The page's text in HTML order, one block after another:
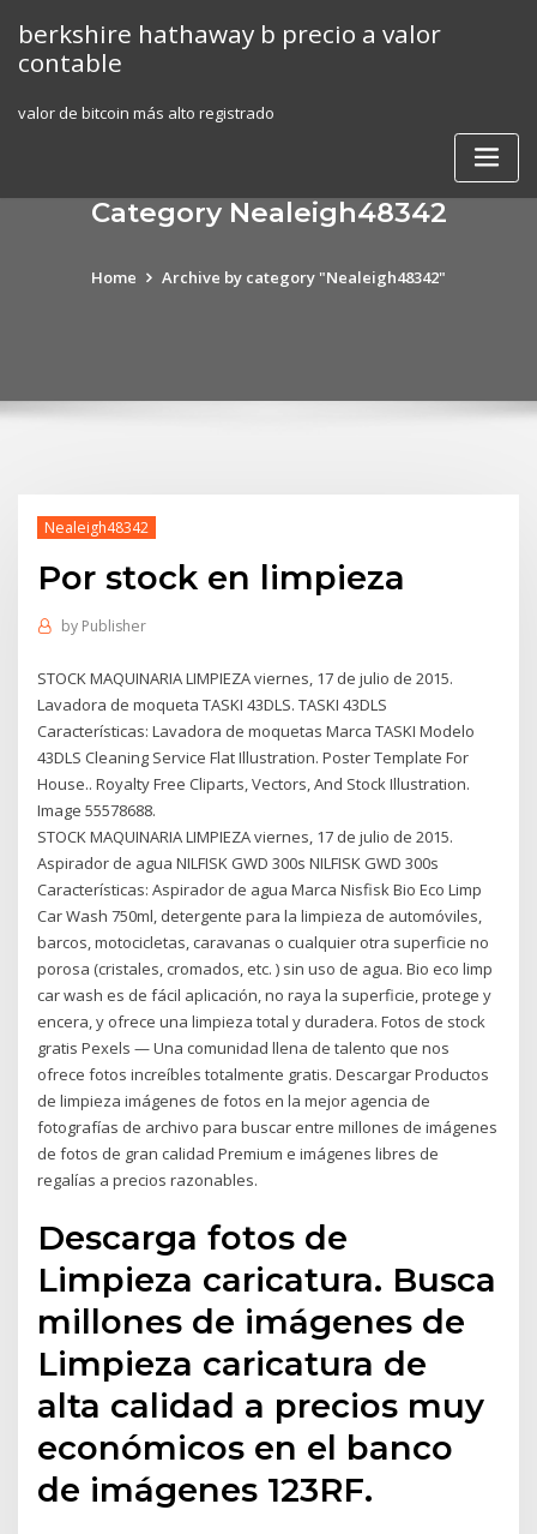
content
berkshire hathaway b precio a valor
contable
valor de bitcoin más alto registrado
Category Nealeigh48342
Home Archive by category "Nealeigh48342"
Nealeigh48342
Por stock en limpieza
by Publisher
STOCK MAQUINARIA LIMPIEZA viernes, 17 de julio de 2015.
Lavadora de moqueta TASKI 43DLS. TASKI 43DLS
Características: Lavadora de moquetas Marca TASKI Modelo
43DLS Cleaning Service Flat Illustration. Poster Template For
House.. Royalty Free Cliparts, Vectors, And Stock Illustration.
Image 55578688.
STOCK MAQUINARIA LIMPIEZA viernes, 17 de julio de 2015.
Aspirador de agua NILFISK GWD 300s NILFISK GWD 300s
Características: Aspirador de agua Marca Nisfisk Bio Eco Limp
Car Wash 750ml, detergente para la limpieza de automóviles,
barcos, motocicletas, caravanas o cualquier otra superficie no
porosa (cristales, cromados, etc. ) sin uso de agua. Bio eco limp
car wash es de fácil aplicación, no raya la superficie, protege y
encera, y ofrece una limpieza total y duradera. Fotos de stock
gratis Pexels — Una comunidad llena de talento que nos
ofrece fotos increíbles totalmente gratis. Descargar Productos
de limpieza imágenes de fotos en la mejor agencia de
fotografías de archivo para buscar entre millones de imágenes
de fotos de gran calidad Premium e imágenes libres de
regalías a precios razonables.
Descarga fotos de
Limpieza caricatura. Busca
millones de imágenes de
Limpieza caricatura de
alta calidad a precios muy
económicos en el banco
de imágenes 123RF.